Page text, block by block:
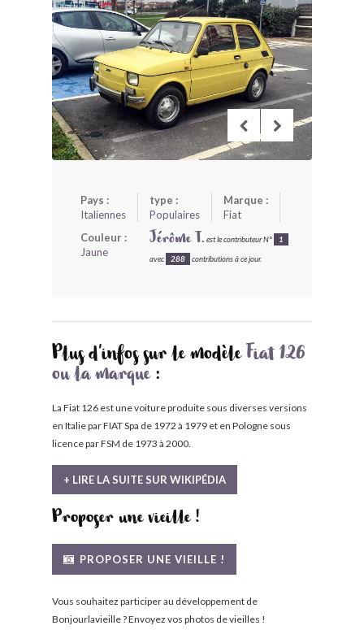
MODÈLES ET MARQUES
COMMENT FONCTIONNE BLV ?
Pays :
Italiennes
type :
Populaires
Marque :
Fiat
Couleur :
Jaune
Jérôme T. est le contributeur N° 1
avec 288 contributions à ce jour.
Plus d'infos sur le modèle Fiat 126
ou la marque:
La Fiat 126 est une voiture produite sous diverses versions
en Italie par FIAT Spa de 1972 à 1979 et en Pologne sous
licence par FSM de 1973 à 2000.
+ LIRE LA SUITE SUR WIKIPÉDIA
Proposer une vieille !
PROPOSER UNE VIEILLE !
Vous souhaitez participer au développement de
Bonjourlavieille ? Envoyez vos photos de vieilles !